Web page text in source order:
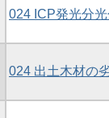
024 ICP発光分
024 出土木材の